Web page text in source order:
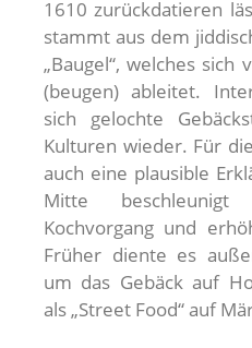
1610 zurückdatieren
stammt aus dem
„Baugel“, welches sich
(beugen) ableitet.
sich gelochte
Kulturen wieder. Für
auch eine plausible
Mitte
Kochvorgang und
Früher diente es
um das Gebäck auf
als „Street Food“ auf